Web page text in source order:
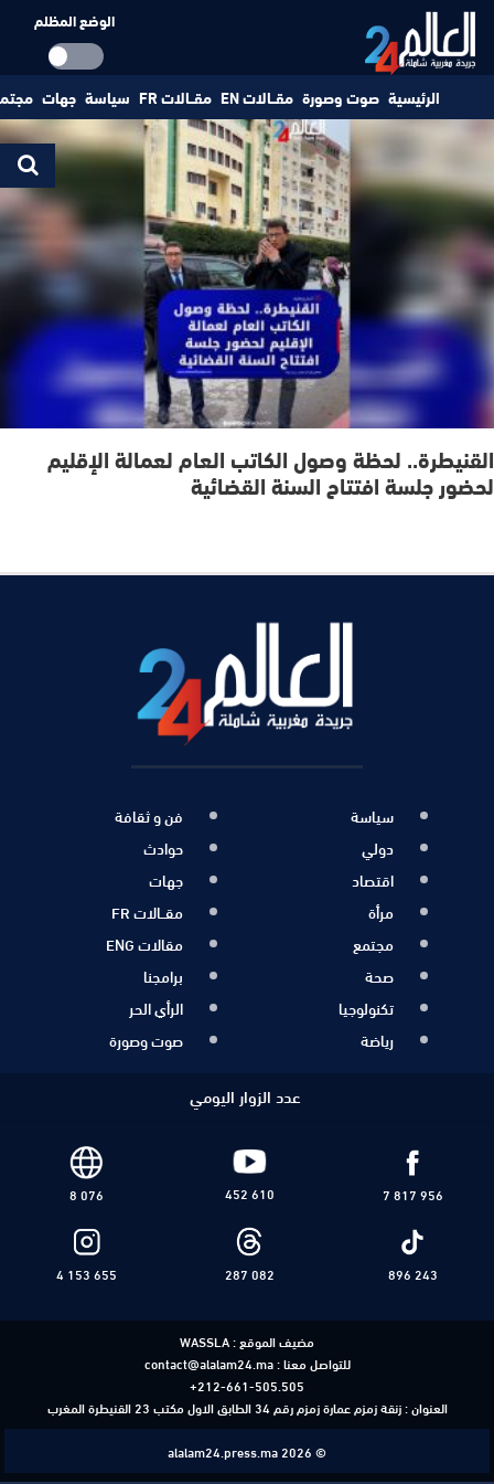
الوضع المظلم
الرئيسية صوت وصورة مقــالات EN مقــالات FR سياسة جهات
القنيطرة.. لحظة وصول الكاتب العام لعمالة الإقليم
لحضور جلسة افتتاح السنة القضائية
سياسة
دولي
اقتصاد
مرأة
مجتمع
صحة
تكنولوجيا
رياضة
فن و ثقافة
حوادث
جهات
مقــالات FR
مقالات ENG
برامجنا
الرأي الحر
صوت وصورة
عدد الزوار اليومي
7 817 956
452 610
8 076
896 243
287 082
4 153 655
مضيف الموقع :WASSLA
للتواصل معنا :contact@alalam24.ma
+212-661-505.505
العنوان : زنقة زمزم عمارة زمزم رقم 34 الطابق الاول مكتب 23 القنيطرة المغرب
alalam24.press.ma 2026 ©